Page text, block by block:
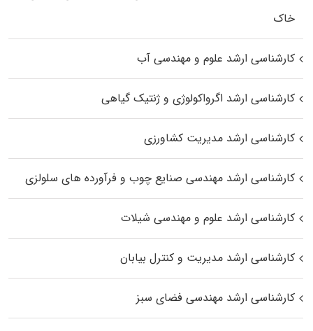
خاک
کارشناسی ارشد علوم و مهندسی آب
کارشناسی ارشد اگرواکولوژی و ژنتیک گیاهی
کارشناسی ارشد مدیریت کشاورزی
کارشناسی ارشد مهندسی صنایع چوب و فرآورده‌ های سلولزی
کارشناسی ارشد علوم و مهندسی شیلات
کارشناسی ارشد مدیریت و کنترل بیابان
کارشناسی ارشد مهندسی فضای سبز